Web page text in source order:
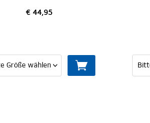
€ 34,95